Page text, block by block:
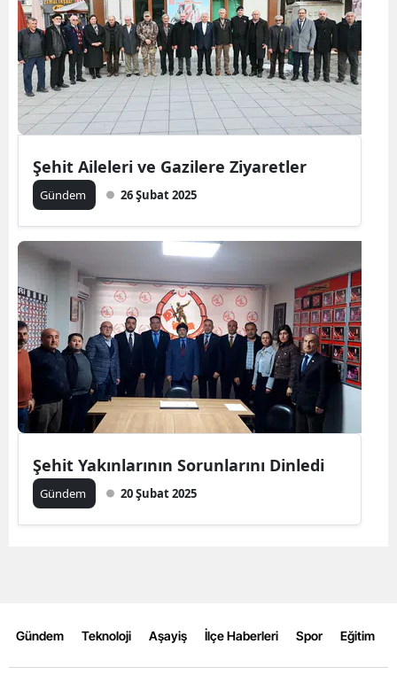
Bolu
Burdur
Bursa
Çanakkale
Denizli
Edirne
Elazığ
Erzincan
Erzurum
Hatay
Isparta
Şehit Aileleri ve Gazilere Ziyaretler
Gündem 26 Şubat 2025
Şehit Yakınlarının Sorunlarını Dinledi
Gündem 20 Şubat 2025
Gündem Teknoloji Aşayiş İlçe Haberleri Spor Eğitim